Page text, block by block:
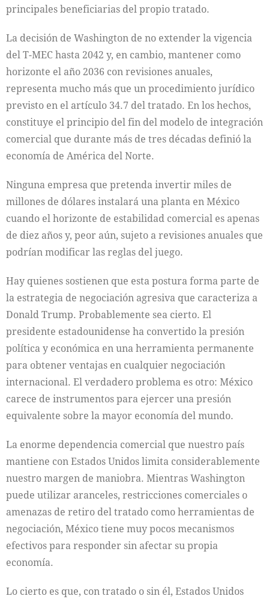
principales beneficiarias del propio tratado.
La decisión de Washington de no extender la vigencia
del T-MEC hasta 2042 y, en cambio, mantener como
horizonte el año 2036 con revisiones anuales,
representa mucho más que un procedimiento jurídico
previsto en el artículo 34.7 del tratado. En los hechos,
constituye el principio del fin del modelo de integración
comercial que durante más de tres décadas definió la
economía de América del Norte.
Ninguna empresa que pretenda invertir miles de
millones de dólares instalará una planta en México
cuando el horizonte de estabilidad comercial es apenas
de diez años y, peor aún, sujeto a revisiones anuales que
podrían modificar las reglas del juego.
Hay quienes sostienen que esta postura forma parte de
la estrategia de negociación agresiva que caracteriza a
Donald Trump. Probablemente sea cierto. El
presidente estadounidense ha convertido la presión
política y económica en una herramienta permanente
para obtener ventajas en cualquier negociación
internacional. El verdadero problema es otro: México
carece de instrumentos para ejercer una presión
equivalente sobre la mayor economía del mundo.
La enorme dependencia comercial que nuestro país
mantiene con Estados Unidos limita considerablemente
nuestro margen de maniobra. Mientras Washington
puede utilizar aranceles, restricciones comerciales o
amenazas de retiro del tratado como herramientas de
negociación, México tiene muy pocos mecanismos
efectivos para responder sin afectar su propia
economía.
Lo cierto es que, con tratado o sin él, Estados Unidos